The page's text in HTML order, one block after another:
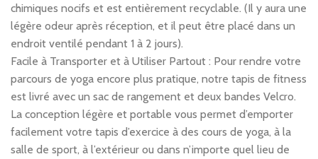
chimiques nocifs et est entièrement recyclable. (Il y aura une
légère odeur après réception, et il peut être placé dans un
endroit ventilé pendant 1 à 2 jours).
Facile à Transporter et à Utiliser Partout : Pour rendre votre
parcours de yoga encore plus pratique, notre tapis de fitness
est livré avec un sac de rangement et deux bandes Velcro.
La conception légère et portable vous permet d’emporter
facilement votre tapis d’exercice à des cours de yoga, à la
salle de sport, à l’extérieur ou dans n’importe quel lieu de